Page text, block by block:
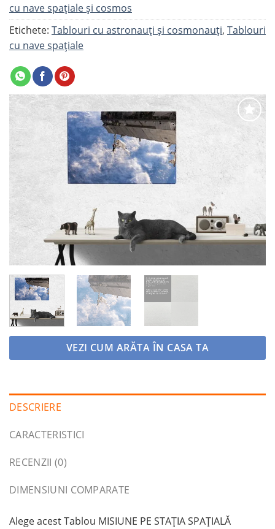
Adaugă
la
favorite
VEZI CUM ARĂTA ÎN CASA TA
cu nave spaţiale şi cosmos
Etichete: Tablouri cu astronauți și cosmonauți, Tablouri
cu nave spațiale
DESCRIERE
CARACTERISTICI
RECENZII (0)
DIMENSIUNI COMPARATE
Alege acest Tablou MISIUNE PE STAȚIA SPAȚIALĂ